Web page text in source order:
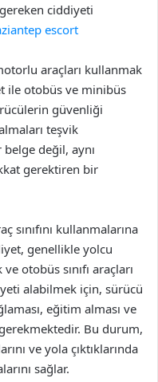
ciddiyeti
escort
araçları kullanmak
ile otobüs ve minibüs
güvenliği
teşvik
değil, aynı
gerektiren bir
kullanmalarına
genellikle yolcu
otobüs sınıfı araçları
alabilmek için, sürücü
eğitim alması ve
Bu durum,
ve yola çıktıklarında
sağlar.